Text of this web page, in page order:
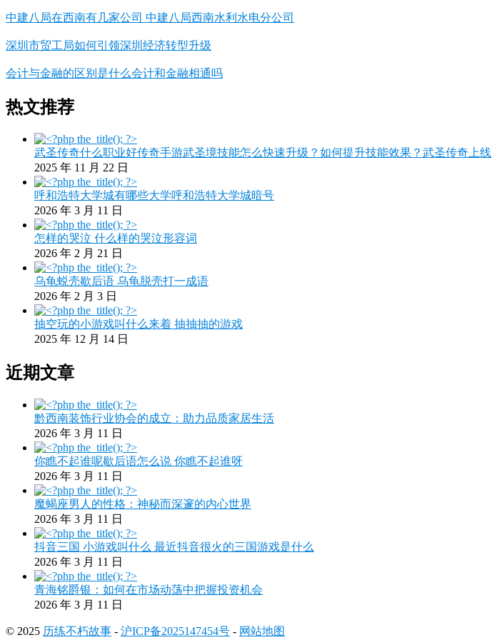
中建八局在西南有几家公司 中建八局西南水利水电分公司
深圳市贸工局如何引领深圳经济转型升级
会计与金融的区别是什么会计和金融相通吗
热文推荐
武圣传奇什么职业好传奇手游武圣境技能怎么快速升级？如何提升技能效果？武圣传奇上线
2025 年 11 月 22 日
呼和浩特大学城有哪些大学呼和浩特大学城暗号
2026 年 3 月 11 日
怎样的哭泣 什么样的哭泣形容词
2026 年 2 月 21 日
乌龟蜕壳歇后语 乌龟脱壳打一成语
2026 年 2 月 3 日
抽空玩的小游戏叫什么来着 抽抽抽的游戏
2025 年 12 月 14 日
近期文章
黔西南装饰行业协会的成立：助力品质家居生活
2026 年 3 月 11 日
你瞧不起谁呢歇后语怎么说 你瞧不起谁呀
2026 年 3 月 11 日
魔蝎座男人的性格：神秘而深邃的内心世界
2026 年 3 月 11 日
抖音三国 小游戏叫什么 最近抖音很火的三国游戏是什么
2026 年 3 月 11 日
青海铭爵银：如何在市场动荡中把握投资机会
2026 年 3 月 11 日
© 2025 历练不朽故事 - 沪ICP备2025147454号 - 网站地图